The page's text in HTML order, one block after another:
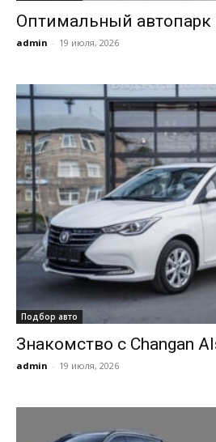
Оптимальный автопарк
admin - 19 июля, 2026
Подбор авто
Знакомство с Changan
admin - 19 июля, 2026